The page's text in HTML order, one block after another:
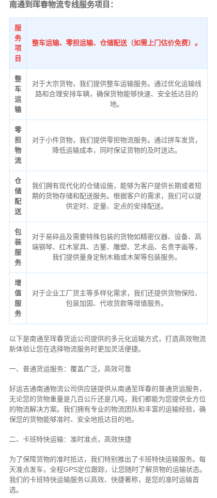
南通到珲春物流专线服务项目：
服
务
项
目
整车运输、零担运输、仓储配送（如需上门估价免费）。
整
车
运
输
对于大宗货物，我们提供整车运输服务。通过优化运输线
路和合理安排车辆，确保货物能够快速、安全抵达目的
地。
零
担
物
流
对于小件货物，我们提供零担物流服务。通过拼车发货，
降低运输成本，同时保证货物的及时送达。
仓
储
配
送
我们拥有现代化的仓储设施，能够为客户提供长期或者短
期的货物存储和配送服务。根据客户的需求，我们可以提
供定时、定量、定点的安排配送。
包
装
服
务
对于易碎品及需要特殊包装的货物如精密仪器、设备、高
端钢琴、红木家具、古董、雕塑、艺术品、名贵字画等，
我们提供量身定制木箱或木架等包装服务。
增
值
服
务
对于企业工厂货主等多样化需求，我们还提供货物保险、
包装加固、代收货款等增值服务。
以下是南通至珲春货运公司提供的多元化运输方式，打造高效物流
新体验让您在选择物流服务时更加灵活便捷。
一、普通货运服务：覆盖广泛，高效可靠
好运吉通南通物流公司供应链提供从南通至珲春的普通货运服务，
无论您的货物重量是几百公斤还是几吨，我们都能为您提供全方位
的物流解决方案。我们拥有专业的物流团队和丰富的运输经验，确
保您的货物能够准时、安全地抵达目的地。
二、卡班特快运输：准时准点，高效快捷
为了保障货物的准时抵达，我们特别推出了卡班特快运输服务。每
天准点发车，全程GPS定位跟踪，让您随时了解货物的运输状态。
我们的卡班特快运输服务以高效、快捷著称，是您的准时运输首
选。